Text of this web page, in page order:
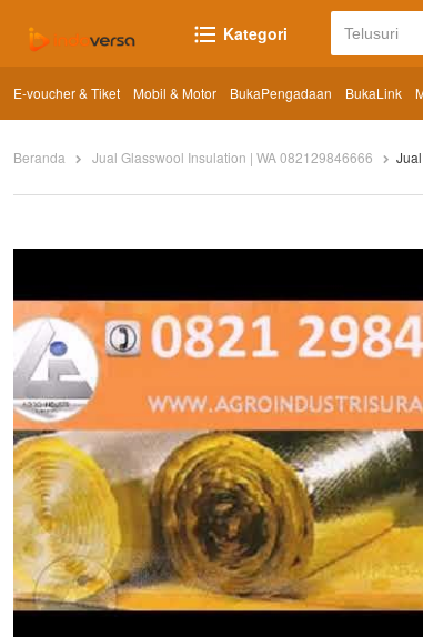
Kategori
E-voucher & Tiket Mobil & Motor BukaPengadaan BukaLink
Beranda Jual Glasswool Insulation | WA 082129846666